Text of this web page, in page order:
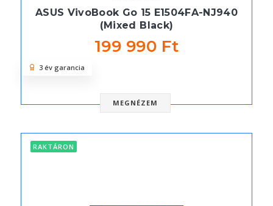
ASUS VivoBook Go 15 E1504FA-NJ940
(Mixed Black)
199 990 Ft
MEGNÉZEM
3 év garancia
RAKTÁRON